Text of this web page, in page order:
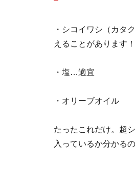
・シコイワシ（カタ
えることがあります！
・塩…適宜
・オリーブオイル
たったこれだけ。超
入っているか分かる